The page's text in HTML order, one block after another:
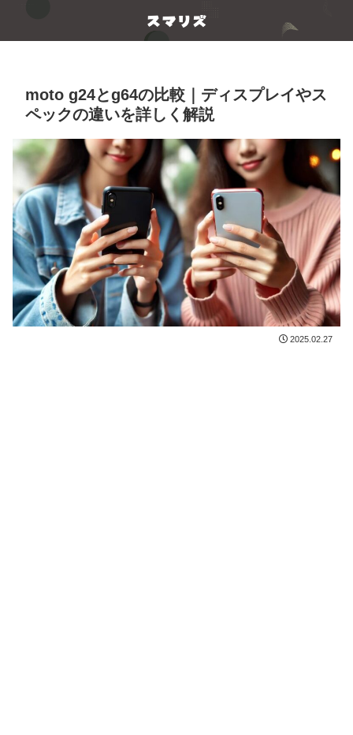
moto g24とg64の比較｜ディスプレイやス
ペックの違いを詳しく解説
2025.02.27